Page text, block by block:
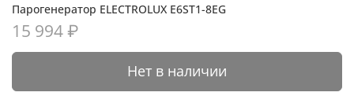
Парогенератор ELECTROLUX E6ST1-8EG
15 994 ₽
Нет в наличии